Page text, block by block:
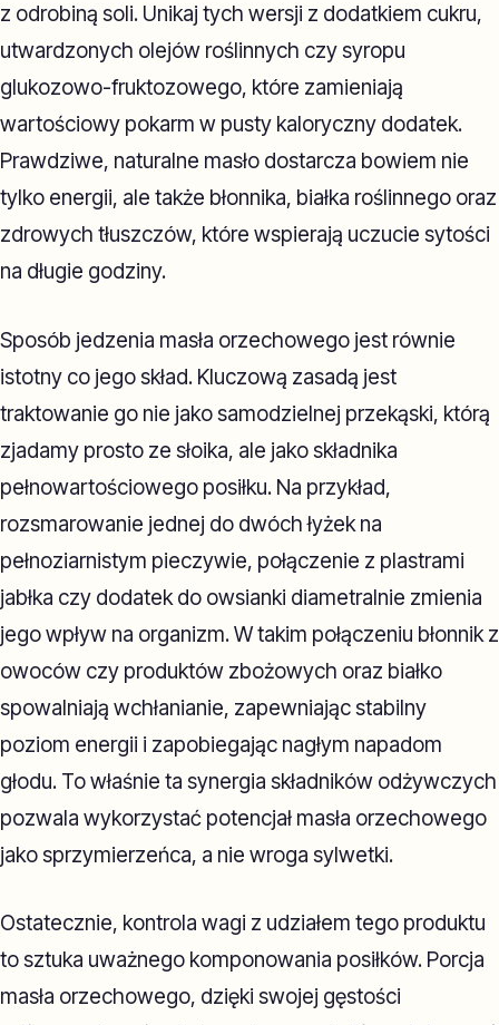
z odrobiną soli. Unikaj tych wersji z dodatkiem cukru,
utwardzonych olejów roślinnych czy syropu
glukozowo-fruktozowego, które zamieniają
wartościowy pokarm w pusty kaloryczny dodatek.
Prawdziwe, naturalne masło dostarcza bowiem nie
tylko energii, ale także błonnika, białka roślinnego oraz
zdrowych tłuszczów, które wspierają uczucie sytości
na długie godziny.
Sposób jedzenia masła orzechowego jest równie
istotny co jego skład. Kluczową zasadą jest
traktowanie go nie jako samodzielnej przekąski, którą
zjadamy prosto ze słoika, ale jako składnika
pełnowartościowego posiłku. Na przykład,
rozsmarowanie jednej do dwóch łyżek na
pełnoziarnistym pieczywie, połączenie z plastrami
jabłka czy dodatek do owsianki diametralnie zmienia
jego wpływ na organizm. W takim połączeniu błonnik z
owoców czy produktów zbożowych oraz białko
spowalniają wchłanianie, zapewniając stabilny
poziom energii i zapobiegając nagłym napadom
głodu. To właśnie ta synergia składników odżywczych
pozwala wykorzystać potencjał masła orzechowego
jako sprzymierzeńca, a nie wroga sylwetki.
Ostatecznie, kontrola wagi z udziałem tego produktu
to sztuka uważnego komponowania posiłków. Porcja
masła orzechowego, dzięki swojej gęstości